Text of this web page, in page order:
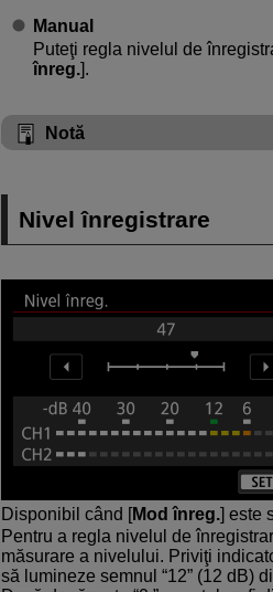
Manual
Puteţi regla nivelul de
înreg.].
Notă
Nivel înregistrare
Disponibil când [Mod înreg.] este
Pentru a regla nivelul de
măsurare a nivelului. Priviţi
să lumineze semnul “12” (12 dB)